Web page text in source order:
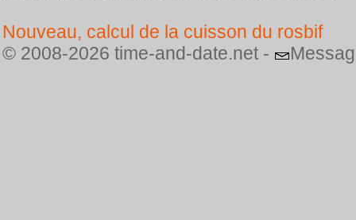
Nouveau, calcul de la cuisson du rosbif
© 2008-2026 time-and-date.net -